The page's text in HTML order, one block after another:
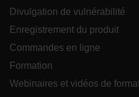
Divulgation de vulnérabilité
Enregistrement du produit
Commandes en ligne
Formation
Webinaires et vidéos de
atgRecSessionId